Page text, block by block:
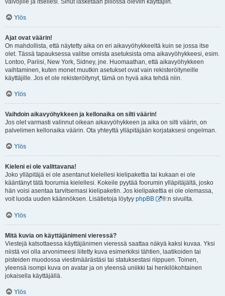
valvojille ja itsellesi. Sinut lasketaan piilossa oleviin käyttäjiin.
Ylös
Ajat ovat väärin!
On mahdollista, että näytetty aika on eri aikavyöhykkeeltä kuin se jossa itse
olet. Tässä tapauksessa valitse omista asetuksista oma aikavyöhykkeesi, esim.
Lontoo, Pariisi, New York, Sidney, jne. Huomaathan, että aikavyöhykkeen
vaihtaminen, kuten monet muutkin asetukset ovat vain rekisteröityneille
käyttäjille. Jos et ole rekisteröitynyt, tämä on hyvä aika tehdä niin.
Ylös
Vaihdoin aikavyöhykkeen ja kellonaika on silti väärin!
Jos olet varmasti valinnut oikean aikavyöhykkeen ja aika on silti väärin, on
palvelimen kellonaika väärin. Ota yhteyttä ylläpitäjään korjataksesi ongelman.
Ylös
Kieleni ei ole valittavana!
Joko ylläpitäjä ei ole asentanut kielellesi kielipakettia tai kukaan ei ole
kääntänyt tätä foorumia kielellesi. Kokeile pyytää foorumin ylläpitäjältä, josko
hän voisi asentaa tarvitsemasi kielipaketin. Jos kielipakettia ei ole olemassa,
voit luoda uuden käännöksen. Lisätietoja löytyy phpBB ®:n sivuilta.
Ylös
Mitä kuvia on käyttäjänimeni vieressä?
Viestejä katsottaessa käyttäjänimen vieressä saattaa näkyä kaksi kuvaa. Yksi
niistä voi olla arvonimeesi liitetty kuva esimerkiksi tähtien, laatikoiden tai
pisteiden muodossa viestimäärästäsi tai statuksestasi riippuen. Toinen,
yleensä isompi kuva on avatar ja on yleensä uniikki tai henkilökohtainen
jokaisella käyttäjällä.
Ylös